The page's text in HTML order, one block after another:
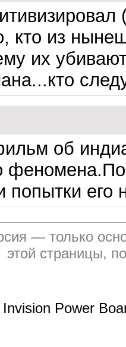
кто из
их
об
попытки его
— только
этой страницы,
Invision Power